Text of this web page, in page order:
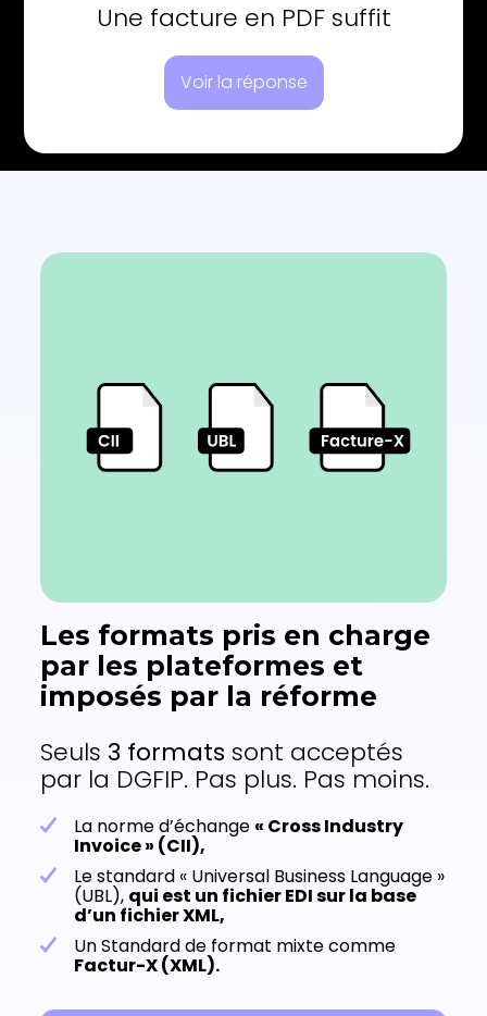
Une facture en PDF suffit
Voir la réponse
Les formats pris en charge
par les plateformes et
imposés par la réforme
Seuls 3 formats sont acceptés
par la DGFIP. Pas plus. Pas moins.
La norme d’échange « Cross Industry
Invoice » (CII),
Le standard « Universal Business Language »
(UBL), qui est un fichier EDI sur la base
d’un fichier XML,
Un Standard de format mixte comme
Factur-X (XML).